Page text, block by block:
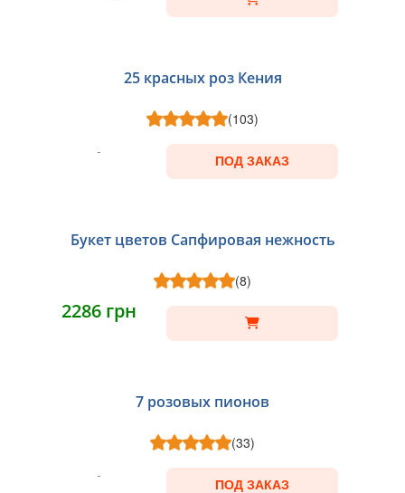
25 красных роз Кения
(103)
ПОД ЗАКАЗ
Букет цветов Сапфировая нежность
(8)
2286 грн
7 розовых пионов
(33)
ПОД ЗАКАЗ